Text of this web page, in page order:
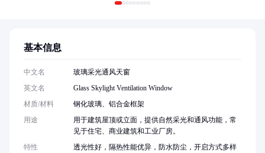
基本信息
中文名
玻璃采光通风天窗
英文名
Glass Skylight Ventilation Window
材质/材料
钢化玻璃、铝合金框架
用途
用于建筑屋顶或立面，提供自然采光和通风功能，常
见于住宅、商业建筑和工业厂房。
特性
透光性好，隔热性能优异，防水防尘，开启方式多样